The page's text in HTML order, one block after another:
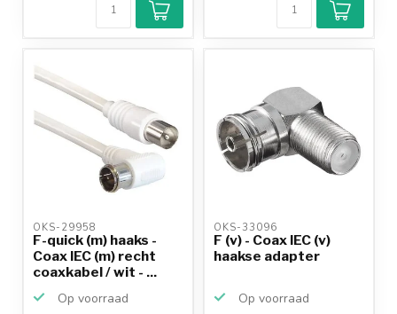
OKS-29958
F-quick (m) haaks -
Coax IEC (m) recht
coaxkabel / wit - ...
Op voorraad
OKS-33096
F (v) - Coax IEC (v)
haakse adapter
Op voorraad